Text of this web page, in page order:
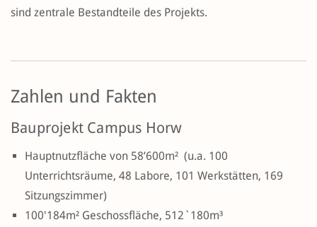
sind zentrale Bestandteile des Projekts.
Zahlen und Fakten
Bauprojekt Campus Horw
Hauptnutzfläche von 58’600m² (u.a. 100
Unterrichtsräume, 48 Labore, 101 Werkstätten, 169
Sitzungszimmer)
100'184m² Geschossfläche, 512`180m³